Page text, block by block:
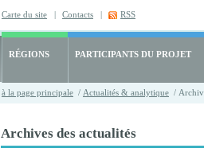
Carte du site | Contacts | RSS
RÉGIONS PARTICIPANTS DU PROJET
à la page principale / Actualités & analytique /
Archives des actualités